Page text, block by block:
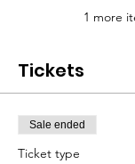
1 more
Tickets
Sale ended
Ticket type